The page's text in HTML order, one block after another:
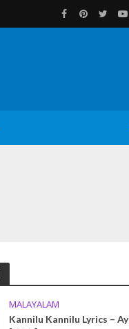
MALAYALAM
Kannilu Kannilu Lyrics –